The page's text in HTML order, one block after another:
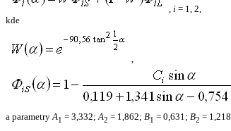
, i = 1, 2,
kde
,
a parametryA1 = 3,332;A2 = 1,862; B1 = 0,631; B2 =